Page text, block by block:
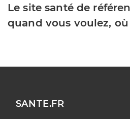
Le site santé de
quand vous voulez,
SANTE.FR